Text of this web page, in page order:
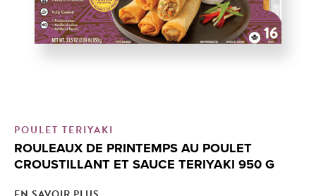
POULET TERIYAKI
ROULEAUX DE PRINTEMPS AU POULET
CROUSTILLANT ET SAUCE TERIYAKI 950 G